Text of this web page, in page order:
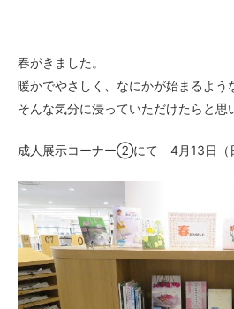
春がきました。
暖かでやさしく、なにかが始まるよう
そんな気分に浸っていただけたらと思
成人展示コーナー②にて 4月13日（